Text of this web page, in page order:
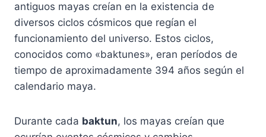
antiguos mayas creían en la existencia de
diversos ciclos cósmicos que regían el
funcionamiento del universo. Estos ciclos,
conocidos como «baktunes», eran períodos de
tiempo de aproximadamente 394 años según el
calendario maya.
Durante cada baktun, los mayas creían que